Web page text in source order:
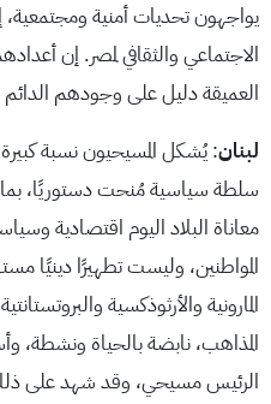
يواجهون تحديات أمنية ومجتمعية،
الاجتماعي والثقافي لمصر. إن
العميقة دليل على وجودهم الدائم
لبنان: يُشكل المسيحيون نسبة
سلطة سياسية مُنحت دستوريًا،
معاناة البلاد اليوم اقتصادية
المواطنين، وليست تطهيرًا دينيًا
المارونية والأرثوذكسية
المذاهب، نابضة بالحياة ونشطة،
الرئيس مسيحي، وقد شهد على ذلك